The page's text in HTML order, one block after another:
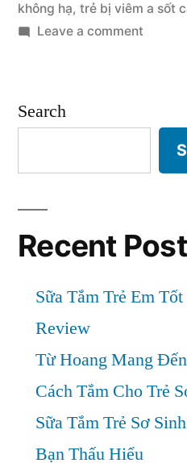
Không
Sao?”
không hạ, trẻ bị viêm a sốt
Leave a commenton
Làm
Search
Recent
Sữa Tắm Trẻ Em
Review
Từ Hoang Mang
Cách Tắm Cho Trẻ
Sữa Tắm Trẻ Sơ
Bạn Thấu Hiểu